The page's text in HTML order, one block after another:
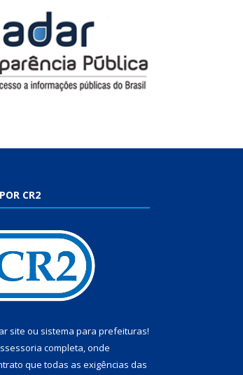
CR2
site ou sistema para prefeituras!
completa, onde
que todas as exigências das